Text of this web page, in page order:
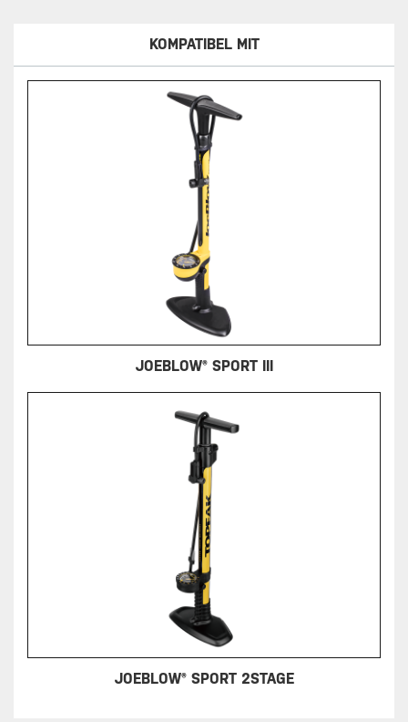
KOMPATIBEL MIT
JOEBLOW® SPORT III
JOEBLOW® SPORT 2STAGE